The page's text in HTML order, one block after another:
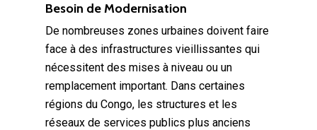
Besoin de Modernisation
De nombreuses zones urbaines doivent faire
face à des infrastructures vieillissantes qui
nécessitent des mises à niveau ou un
remplacement important. Dans certaines
régions du Congo, les structures et les
réseaux de services publics plus anciens